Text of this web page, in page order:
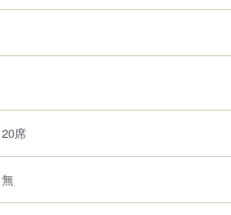
20席
無